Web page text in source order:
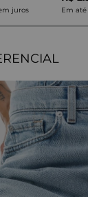
juros Em até